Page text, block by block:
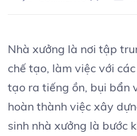
Nhà xưởng là nơi tập
chế tạo, làm việc với
tạo ra tiếng ồn, bụi bẩn
hoàn thành việc xây
sinh nhà xưởng là bước